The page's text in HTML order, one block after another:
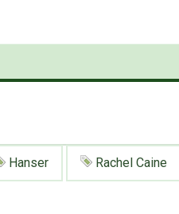
Hanser Rachel Caine